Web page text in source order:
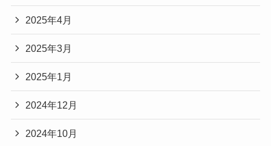
2025年4月
2025年3月
2025年1月
2024年12月
2024年10月